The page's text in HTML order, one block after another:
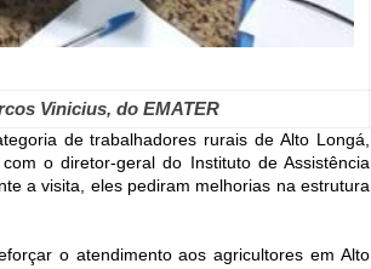
Vinicius, do EMATER
de trabalhadores rurais de Alto Longá,
o diretor-geral do Instituto de Assistência
a visita, eles pediram melhorias na estrutura
o atendimento aos agricultores em Alto